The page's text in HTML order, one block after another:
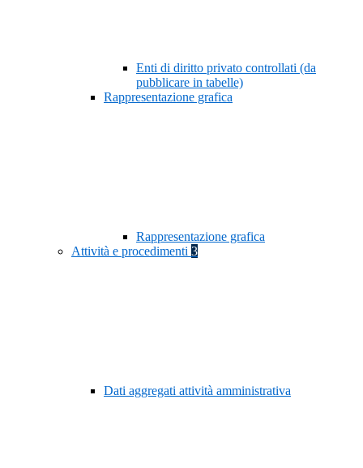
Enti di diritto privato controllati (da
pubblicare in tabelle)
Rappresentazione grafica
Rappresentazione grafica
Attività e procedimenti 3
Dati aggregati attività amministrativa